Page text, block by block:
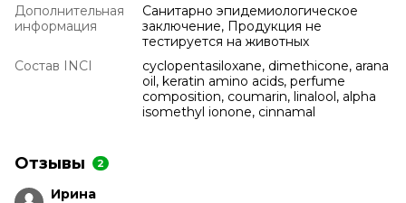
Дополнительная
информация
Санитарно эпидемиологическое
заключение, Продукция не
тестируется на животных
Состав INCI
cyclopentasiloxane, dimethicone, arana
oil, keratin amino acids, perfume
composition, coumarin, linalool, alpha
isomethyl ionone, cinnamal
Отзывы 2
Ирина